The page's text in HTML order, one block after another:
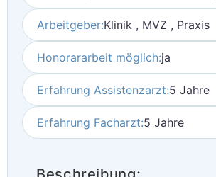
Arbeitgeber:Klinik , MVZ , Praxis
Honorararbeit möglich:ja
Erfahrung Assistenzarzt:5 Jahre
Erfahrung Facharzt:5 Jahre